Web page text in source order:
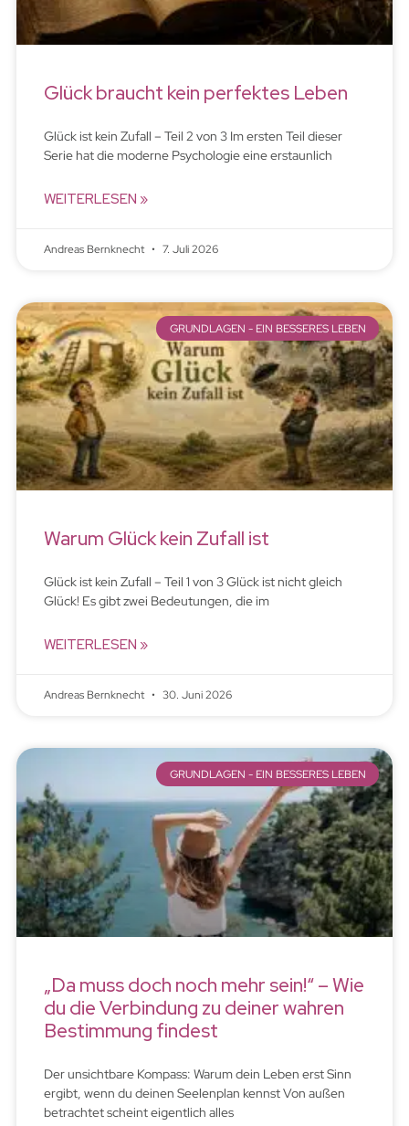
Glück braucht kein perfektes Leben
Glück ist kein Zufall – Teil 2 von 3 Im ersten Teil dieser
Serie hat die moderne Psychologie eine erstaunlich
WEITERLESEN »
Andreas Bernknecht 7. Juli 2026
GRUNDLAGEN - EIN BESSERES LEBEN
Warum Glück kein Zufall ist
Glück ist kein Zufall – Teil 1 von 3 Glück ist nicht gleich
Glück! Es gibt zwei Bedeutungen, die im
WEITERLESEN »
Andreas Bernknecht 30. Juni 2026
GRUNDLAGEN - EIN BESSERES LEBEN
„Da muss doch noch mehr sein!“ – Wie
du die Verbindung zu deiner wahren
Bestimmung findest
Der unsichtbare Kompass: Warum dein Leben erst Sinn
ergibt, wenn du deinen Seelenplan kennst Von außen
betrachtet scheint eigentlich alles